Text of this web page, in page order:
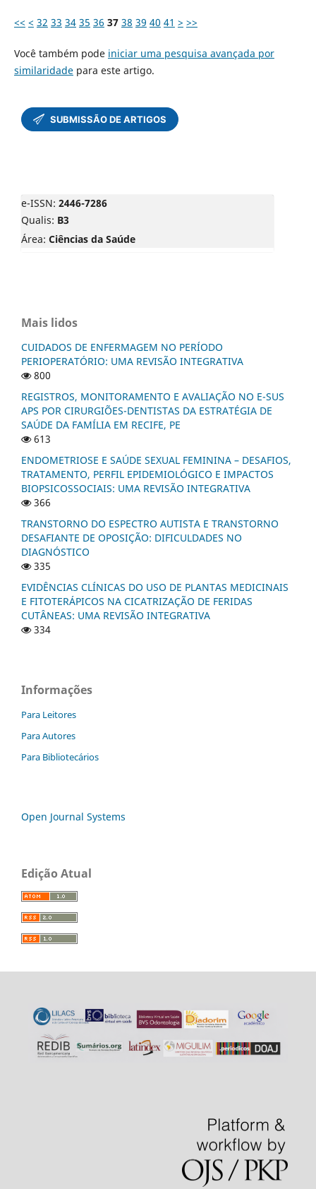
<< < 32 33 34 35 36 37 38 39 40 41 > >>
Você também pode iniciar uma pesquisa avançada por
similaridadepara este artigo.
e-ISSN: 2446-7286
Qualis: B3
Área: Ciências da Saúde
Mais lidos
CUIDADOS DE ENFERMAGEM NO PERÍODO
PERIOPERATÓRIO: UMA REVISÃO INTEGRATIVA
800
REGISTROS, MONITORAMENTO E AVALIAÇÃO NO E-SUS
APS POR CIRURGIÕES-DENTISTAS DA ESTRATÉGIA DE
SAÚDE DA FAMÍLIA EM RECIFE, PE
613
ENDOMETRIOSE E SAÚDE SEXUAL FEMININA – DESAFIOS,
TRATAMENTO, PERFIL EPIDEMIOLÓGICO E IMPACTOS
BIOPSICOSSOCIAIS: UMA REVISÃO INTEGRATIVA
366
TRANSTORNO DO ESPECTRO AUTISTA E TRANSTORNO
DESAFIANTE DE OPOSIÇÃO: DIFICULDADES NO
DIAGNÓSTICO
335
EVIDÊNCIAS CLÍNICAS DO USO DE PLANTAS MEDICINAIS
E FITOTERÁPICOS NA CICATRIZAÇÃO DE FERIDAS
CUTÂNEAS: UMA REVISÃO INTEGRATIVA
334
Informações
Para Leitores
Para Autores
Para Bibliotecários
Open Journal Systems
Edição Atual